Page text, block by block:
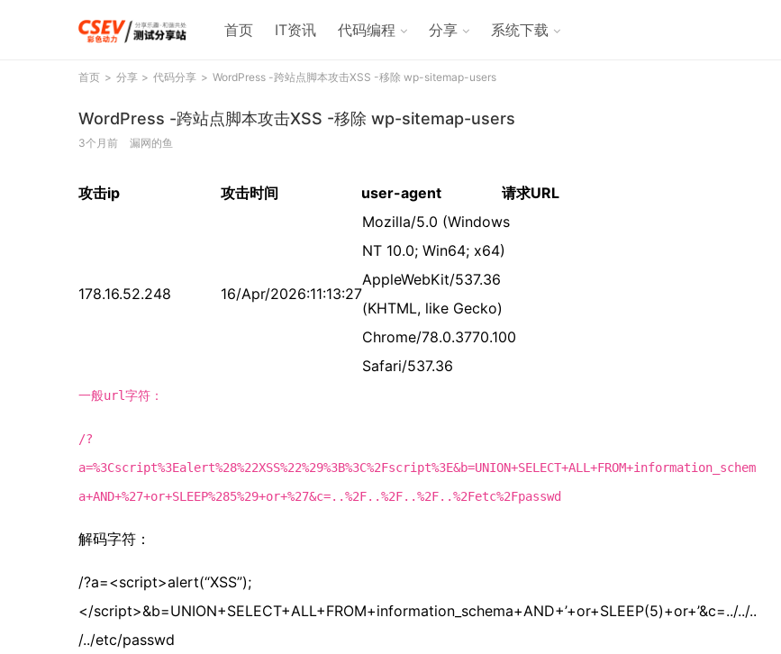
首页 IT资讯 代码编程 分享 系统下载
首页 分享 代码分享 WordPress -跨站点脚本攻击XSS -移除 wp-sitemap-users
WordPress -跨站点脚本攻击XSS -移除 wp-sitemap-users
3个月前 漏网的鱼
攻击ip 攻击时间 user-agent 请求URL
178.16.52.248 16/Apr/2026:11:13:27
Mozilla/5.0 (Windows
NT 10.0; Win64; x64)
AppleWebKit/537.36
(KHTML, like Gecko)
Chrome/78.0.3770.100
Safari/537.36
一般url字符：
/?
a=%3Cscript%3Ealert%28%22XSS%22%29%3B%3C%2Fscript%3E&b=UNION+SELECT+ALL+FROM+information_schem
a+AND+%27+or+SLEEP%285%29+or+%27&c=..%2F..%2F..%2F..%2Fetc%2Fpasswd
解码字符：
/?a=<script>alert(“XSS”);
</script>&b=UNION+SELECT+ALL+FROM+information_schema+AND+’+or+SLEEP(5)+or+’&c=../../..
/../etc/passwd